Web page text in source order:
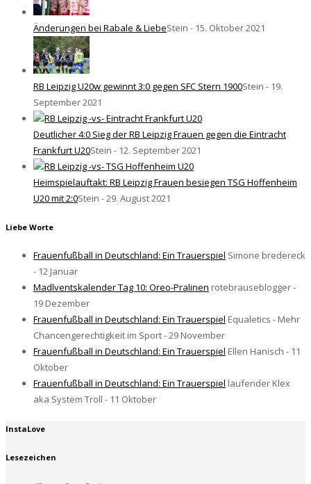
Änderungen bei Rabale & LiebeStein - 15. Oktober 2021
RB Leipzig U20w gewinnt 3:0 gegen SFC Stern 1900Stein - 19.
September 2021
Deutlicher 4:0 Sieg der RB Leipzig Frauen gegen die Eintracht
Frankfurt U20Stein - 12. September 2021
Heimspielauftakt: RB Leipzig Frauen besiegen TSG Hoffenheim
U20 mit 2:0Stein - 29. August 2021
Liebe Worte
Frauenfußball in Deutschland: Ein Trauerspiel Simone bredereck
- 12 Januar
Madlventskalender Tag 10: Oreo-Pralinen rotebrauseblogger -
19 Dezember
Frauenfußball in Deutschland: Ein Trauerspiel Equaletics - Mehr
Chancengerechtigkeit im Sport - 29 November
Frauenfußball in Deutschland: Ein Trauerspiel Ellen Hanisch - 11
Oktober
Frauenfußball in Deutschland: Ein Trauerspiel laufender Klex
aka System Troll - 11 Oktober
InstaLove
Lesezeichen